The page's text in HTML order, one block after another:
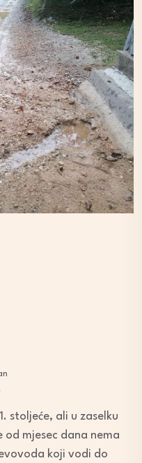
stoljeće, ali u zaselku
od mjesec dana nema
koji vodi do